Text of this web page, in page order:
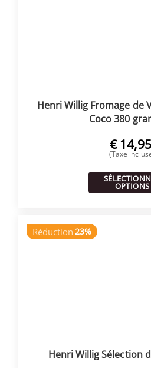
Henri Willig Fromage de
Coco 380
€ 14,95
(Taxe
OPTIONS
Réduction 23%
Henri Willig Sélection